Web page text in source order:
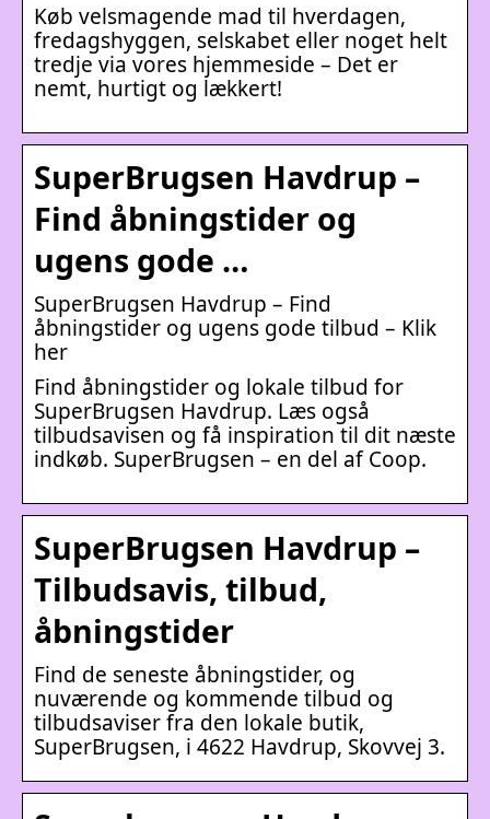
Køb velsmagende mad til hverdagen,
fredagshyggen, selskabet eller noget helt
tredje via vores hjemmeside – Det er
nemt, hurtigt og lækkert!
SuperBrugsen Havdrup –
Find åbningstider og
ugens gode …
SuperBrugsen Havdrup – Find
åbningstider og ugens gode tilbud – Klik
her
Find åbningstider og lokale tilbud for
SuperBrugsen Havdrup. Læs også
tilbudsavisen og få inspiration til dit næste
indkøb. SuperBrugsen – en del af Coop.
SuperBrugsen Havdrup –
Tilbudsavis, tilbud,
åbningstider
Find de seneste åbningstider, og
nuværende og kommende tilbud og
tilbudsaviser fra den lokale butik,
SuperBrugsen, i 4622 Havdrup, Skovvej 3.